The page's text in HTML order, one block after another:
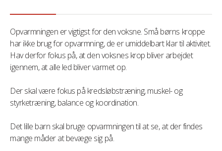
Opvarmningen er vigtigst for den voksne. Små børns kroppe
har ikke brug for opvarmning, de er umiddelbart klar til aktivitet.
Hav derfor fokus på, at den voksnes krop bliver arbejdet
igennem, at alle led bliver varmet op.
Der skal være fokus på kredsløbstræning, muskel- og
styrketræning, balance og koordination.
Det lille barn skal bruge opvarmningen til at se, at der findes
mange måder at bevæge sig på.